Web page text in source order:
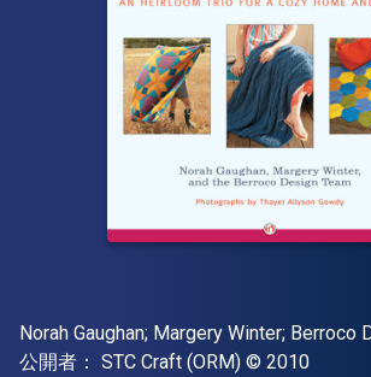
著者
Norah Gaughan; Margery Winter; Berroco
出版社
公開者： STC Craft (ORM) 著作権
© 2010